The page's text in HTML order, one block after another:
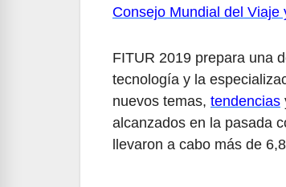
Consejo Mundial del Viaje
FITUR 2019 prepara una
tecnología y la
nuevos temas, tendencias
alcanzados en la pasada
llevaron a cabo más de